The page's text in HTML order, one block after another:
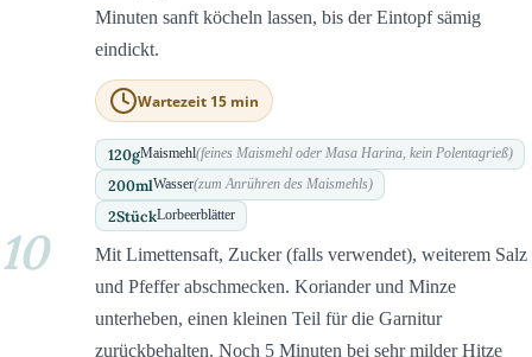
Minuten sanft köcheln lassen, bis der Eintopf sämig
eindickt.
Wartezeit 15 min
120gMaismehl(feines Maismehl oder Masa Harina, kein Polentagrieß)
200mlWasser(zum Anrühren des Maismehls)
2StückLorbeerblätter
10
Mit Limettensaft, Zucker (falls verwendet), weiterem Salz
und Pfeffer abschmecken. Koriander und Minze
unterheben, einen kleinen Teil für die Garnitur
zurückbehalten. Noch 5 Minuten bei sehr milder Hitze